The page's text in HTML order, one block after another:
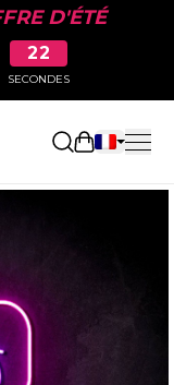
D'ÉTÉ
21
SECONDES
Ouvrir le